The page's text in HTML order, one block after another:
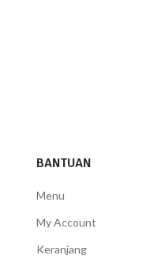
BANTUAN
Menu
My Account
Keranjang